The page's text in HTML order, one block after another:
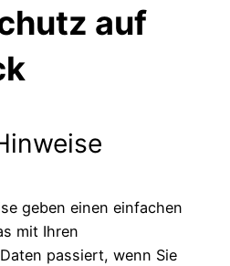
auf
geben einen einfachen
mit Ihren
passiert, wenn Sie